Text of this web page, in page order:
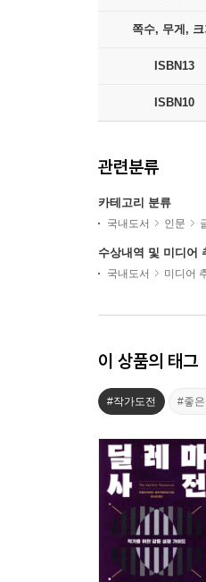
쪽수, 무게, 크
ISBN13
ISBN10
관련분류
카테고리 분류
국내도서 인문
수상내역 및 미디어
국내도서 미디어
이 상품의 태그
#작가도전 #좋